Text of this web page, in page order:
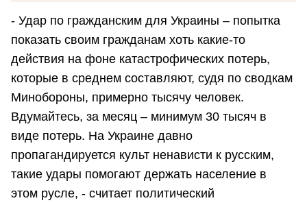
- Удар по гражданским для Украины – попытка
показать своим гражданам хоть какие-то
действия на фоне катастрофических потерь,
которые в среднем составляют, судя по сводкам
Минобороны, примерно тысячу человек.
Вдумайтесь, за месяц – минимум 30 тысяч в
виде потерь. На Украине давно
пропагандируется культ ненависти к русским,
такие удары помогают держать население в
этом русле, - считает политический